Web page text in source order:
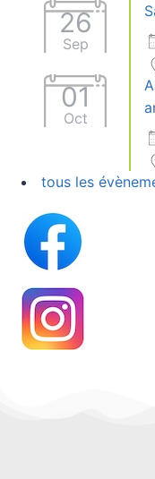
26
Sep
01
Oct
tous les